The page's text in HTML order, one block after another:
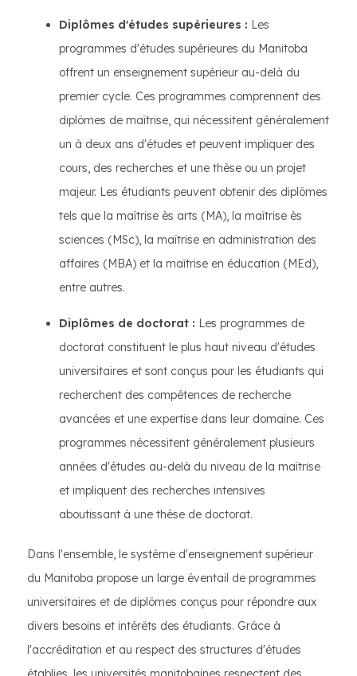
Diplômes d'études supérieures : Les
programmes d'études supérieures du Manitoba
offrent un enseignement supérieur au-delà du
premier cycle. Ces programmes comprennent des
diplômes de maîtrise, qui nécessitent généralement
un à deux ans d'études et peuvent impliquer des
cours, des recherches et une thèse ou un projet
majeur. Les étudiants peuvent obtenir des diplômes
tels que la maîtrise ès arts (MA), la maîtrise ès
sciences (MSc), la maîtrise en administration des
affaires (MBA) et la maîtrise en éducation (MEd),
entre autres.
Diplômes de doctorat : Les programmes de
doctorat constituent le plus haut niveau d'études
universitaires et sont conçus pour les étudiants qui
recherchent des compétences de recherche
avancées et une expertise dans leur domaine. Ces
programmes nécessitent généralement plusieurs
années d'études au-delà du niveau de la maîtrise
et impliquent des recherches intensives
aboutissant à une thèse de doctorat.
Dans l'ensemble, le système d'enseignement supérieur
du Manitoba propose un large éventail de programmes
universitaires et de diplômes conçus pour répondre aux
divers besoins et intérêts des étudiants. Grâce à
l'accréditation et au respect des structures d'études